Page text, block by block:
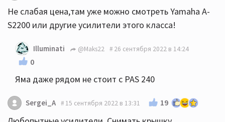
Не слабая цена,там уже можно смотреть Yamaha A-
S2200 или другие усилители этого класса!
Illuminati @Maks22 26 сентября 2022 в 14:24
0
Яма даже рядом не стоит с PAS 240
Sergei_A 15 сентября 2022 в 13:31 19